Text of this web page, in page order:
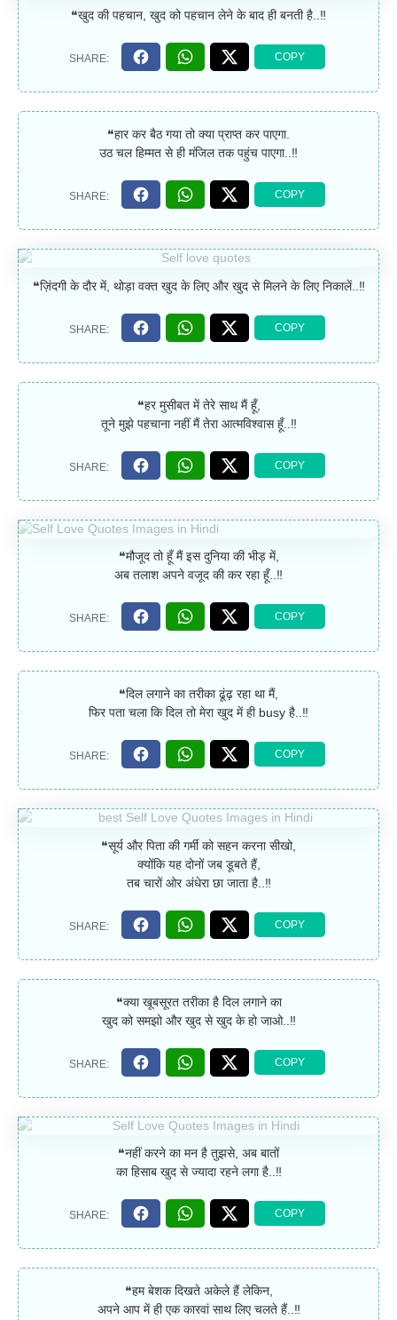
❝खुद की पहचान, खुद को पहचान लेने के बाद ही बनती है..‼
❝हार कर बैठ गया तो क्या प्राप्त कर पाएगा.
उठ चल हिम्मत से ही मंजिल तक पहुंच पाएगा..‼
❝ज़िंदगी के दौर में, थोड़ा वक्त खुद के लिए और खुद से मिलने के लिए निकालें..‼
❝हर मुसीबत में तेरे साथ मैं हूँ,
तूने मुझे पहचाना नहीं मैं तेरा आत्मविश्वास हूँ..‼
❝मौजूद तो हूँ मैं इस दुनिया की भीड़ में,
अब तलाश अपने वजूद की कर रहा हूँ..‼
❝दिल लगाने का तरीका ढूंढ़ रहा था मैं,
फिर पता चला कि दिल तो मेरा खुद में ही busy है..‼
❝सूर्य और पिता की गर्मी को सहन करना सीखो,
क्योंकि यह दोनों जब डूबते हैं,
तब चारों ओर अंधेरा छा जाता है..‼
❝क्या खूबसूरत तरीका है दिल लगाने का
खुद को समझो और खुद से खुद के हो जाओ..‼
❝नहीं करने का मन है तुझसे, अब बातों
का हिसाब खुद से ज्यादा रहने लगा है..‼
❝हम बेशक दिखते अकेले हैं लेकिन,
अपने आप में ही एक कारवां साथ लिए चलते हैं..‼